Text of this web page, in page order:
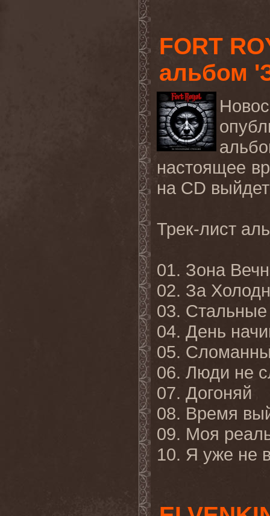
FORT
альбом
настоящее
на CD
Трек-лист
01. Зона
02. За
03.
04. День
05.
06. Люди не
07. Догоняй
08. Время
09. Моя
10. Я уже не